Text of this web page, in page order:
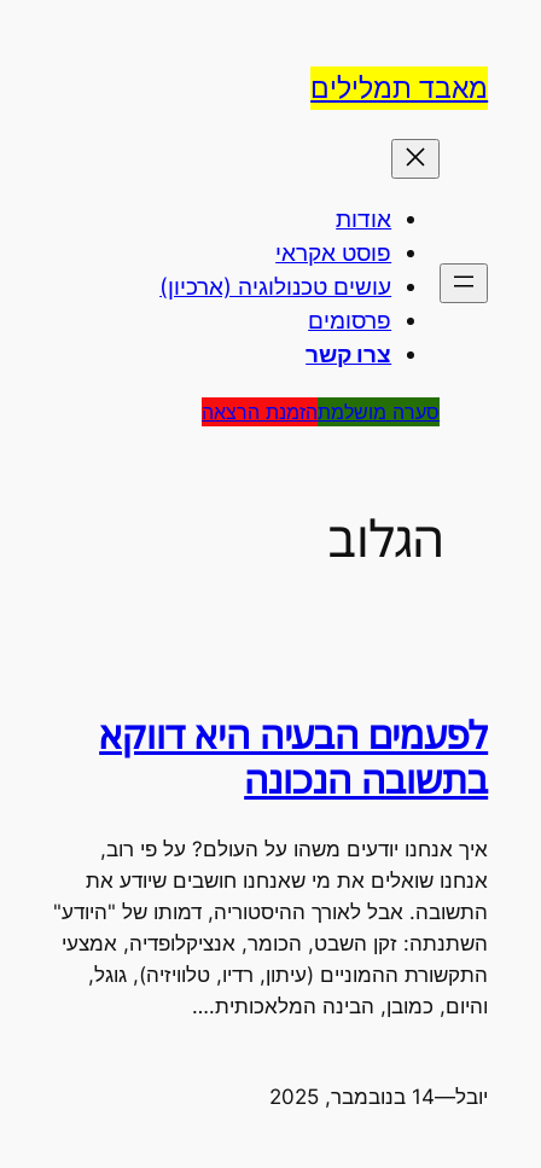
מאבד תמלילים
אודות
פוסט אקראי
עושים טכנולוגיה (ארכיון)
פרסומים
צרו קשר
סערה מושלמתהזמנת הרצאה
הגלוב
לפעמים הבעיה היא דווקא
בתשובה הנכונה
איך אנחנו יודעים משהו על העולם? על פי רוב,
אנחנו שואלים את מי שאנחנו חושבים שיודע את
התשובה. אבל לאורך ההיסטוריה, דמותו של "היודע"
השתנתה: זקן השבט, הכומר, אנציקלופדיה, אמצעי
התקשורת ההמוניים (עיתון, רדיו, טלוויזיה), גוגל,
והיום, כמובן, הבינה המלאכותית.…
יובל—14 בנובמבר, 2025